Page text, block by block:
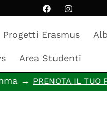
Progetti Erasmus
Area Studenti
IL TUO POSTO-